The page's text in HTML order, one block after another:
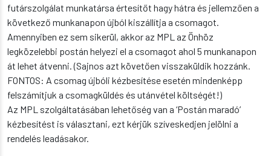
futárszolgálat munkatársa értesítőt hagy hátra és jellemzően a
következő munkanapon újból kiszállítja a csomagot.
Amennyiben ez sem sikerül, akkor az MPL az Önhöz
legközelebbi postán helyezi el a csomagot ahol 5 munkanapon
át lehet átvenni. (Sajnos azt követően visszaküldik hozzánk.
FONTOS: A csomag újbóli kézbesítése esetén mindenképp
felszámítjuk a csomagküldés és utánvétel költségét!)
Az MPL szolgáltatásában lehetőség van a ‘Postán maradó’
kézbesítést is választani, ezt kérjük szíveskedjen jelölni a
rendelés leadásakor.